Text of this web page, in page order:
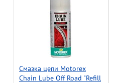
Смазка цепи Motorex
Chain Lube Off Road "Refill